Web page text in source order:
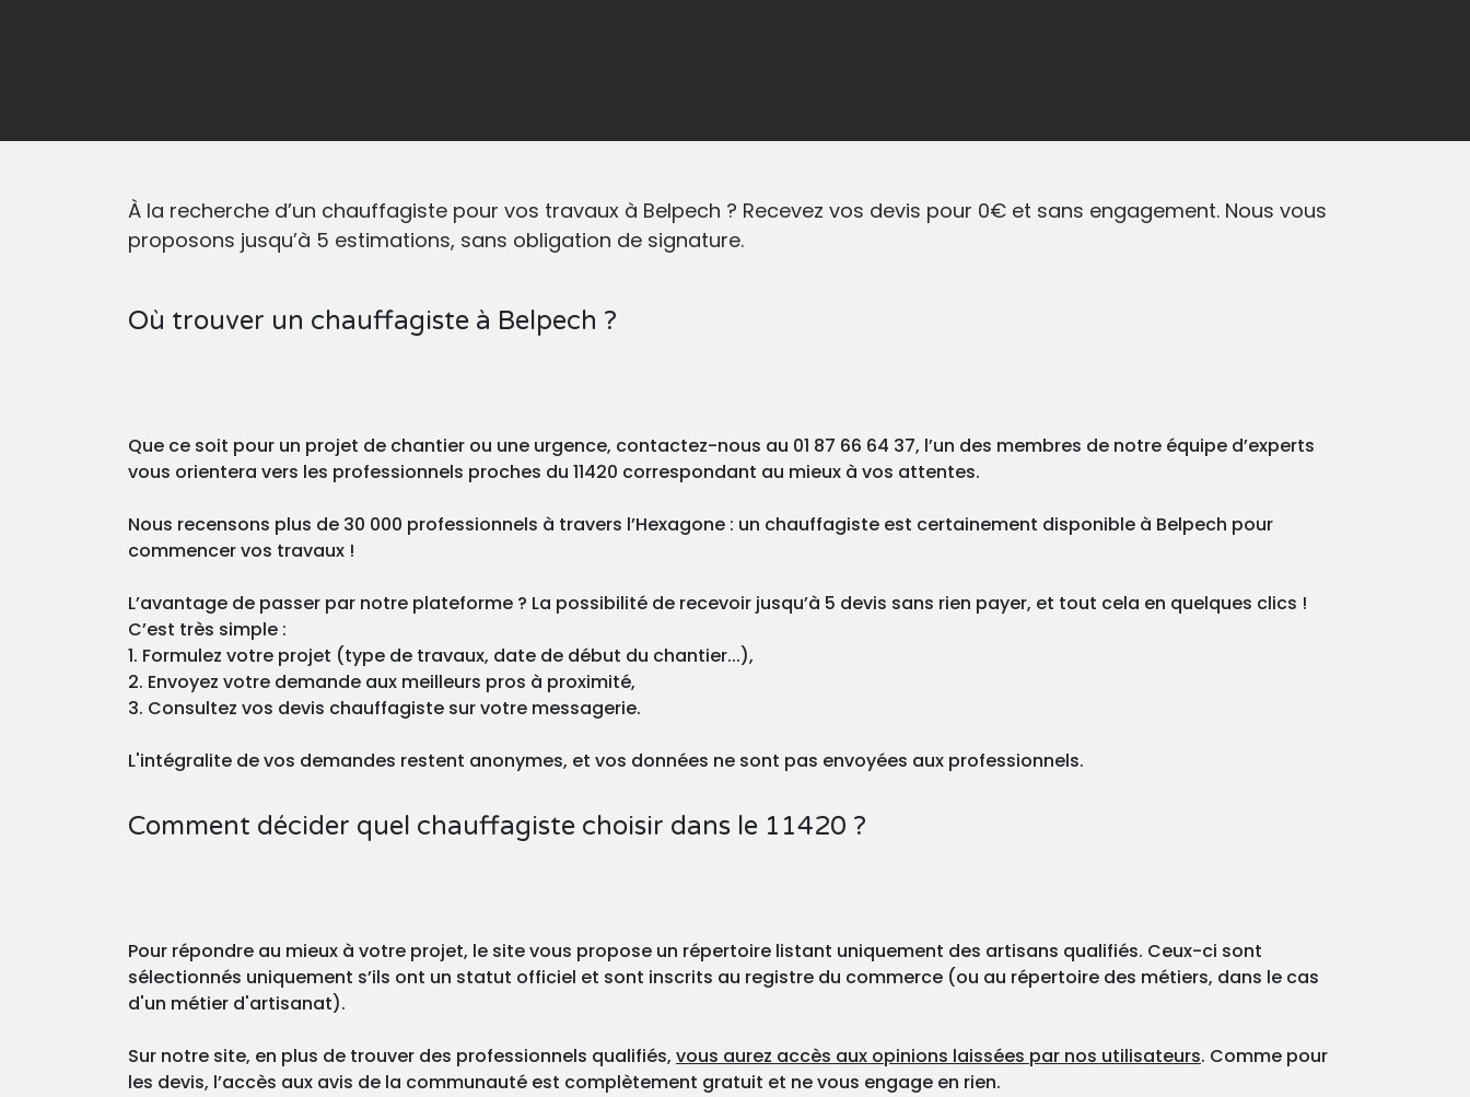
À la recherche d’un chauffagiste pour vos travaux à Belpech ? Recevez vos devis pour 0€ et sans engagement. Nous vous
proposons jusqu’à 5 estimations, sans obligation de signature.
Où trouver un chauffagiste à Belpech ?
Que ce soit pour un projet de chantier ou une urgence, contactez-nous au 01 87 66 64 37, l’un des membres de notre équipe d’experts
vous orientera vers les professionnels proches du 11420 correspondant au mieux à vos attentes.
Nous recensons plus de 30 000 professionnels à travers l’Hexagone : un chauffagiste est certainement disponible à Belpech pour
commencer vos travaux !
L’avantage de passer par notre plateforme ? La possibilité de recevoir jusqu’à 5 devis sans rien payer, et tout cela en quelques clics !
C’est très simple :
1. Formulez votre projet (type de travaux, date de début du chantier...),
2. Envoyez votre demande aux meilleurs pros à proximité,
3. Consultez vos devis chauffagiste sur votre messagerie.
L'intégralite de vos demandes restent anonymes, et vos données ne sont pas envoyées aux professionnels.
Comment décider quel chauffagiste choisir dans le 11420 ?
Pour répondre au mieux à votre projet, le site vous propose un répertoire listant uniquement des artisans qualifiés. Ceux-ci sont
sélectionnés uniquement s’ils ont un statut officiel et sont inscrits au registre du commerce (ou au répertoire des métiers, dans le cas
d'un métier d'artisanat).
Sur notre site, en plus de trouver des professionnels qualifiés, vous aurez accès aux opinions laissées par nos utilisateurs. Comme pour
les devis, l’accès aux avis de la communauté est complètement gratuit et ne vous engage en rien.